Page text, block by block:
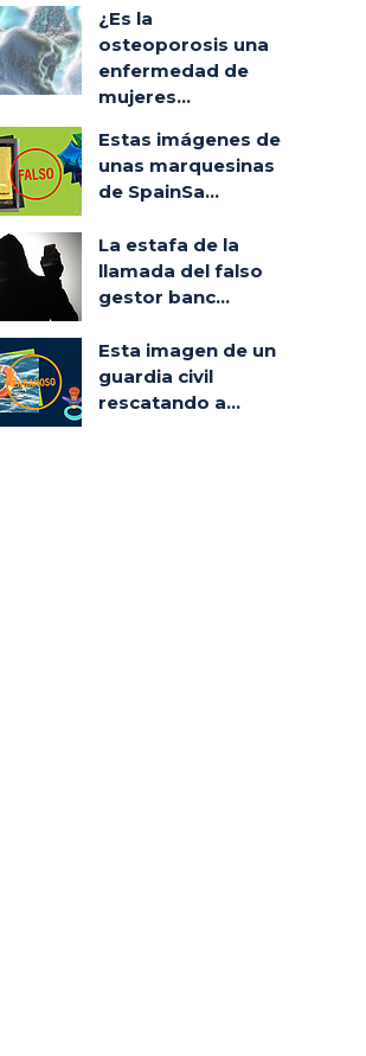
¿Es la
osteoporosis una
enfermedad de
mujeres...
Estas imágenes de
unas marquesinas
de SpainSa...
La estafa de la
llamada del falso
gestor banc...
Esta imagen de un
guardia civil
rescatando a...